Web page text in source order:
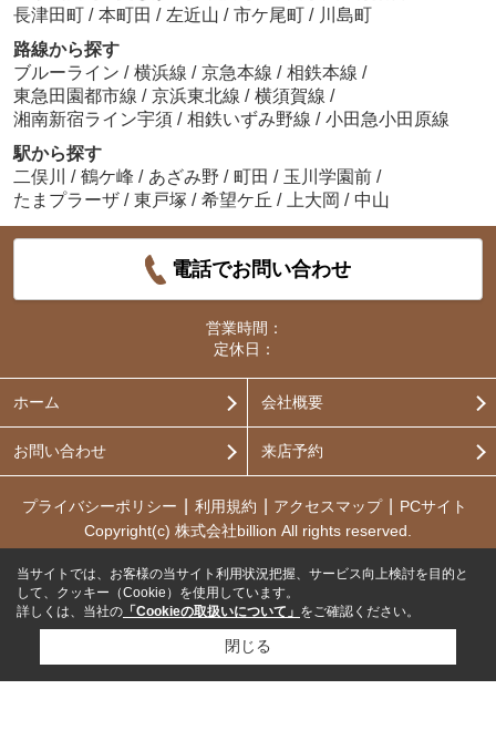
長津田町 / 本町田 / 左近山 / 市ケ尾町 / 川島町
路線から探す
ブルーライン / 横浜線 / 京急本線 / 相鉄本線 /
東急田園都市線 / 京浜東北線 / 横須賀線 /
湘南新宿ライン宇須 / 相鉄いずみ野線 / 小田急小田原線
駅から探す
二俣川
/ 鶴ケ峰 / あざみ野 / 町田 / 玉川学園前 /
たまプラーザ / 東戸塚 / 希望ケ丘 / 上大岡 / 中山
電話でお問い合わせ
営業時間：
定休日：
ホーム 会社概要
お問い合わせ 来店予約
プライバシーポリシー 利用規約 アクセスマップ
PCサイト
Copyright(c) 株式会社billion All rights reserved.
当サイトでは、お客様の当サイト利用状況把握、サービス向上検討を目的と
して、クッキー（Cookie）を使用しています。
詳しくは、当社の 「Cookieの取扱いについて」 をご確認ください。
閉じる